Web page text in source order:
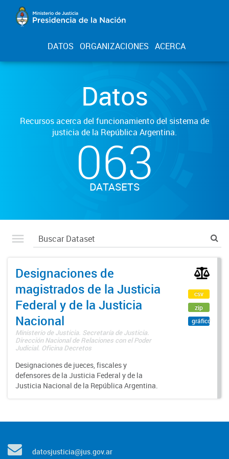
DATOS ORGANIZACIONES ACERCA
Datos
Recursos acerca del funcionamiento del sistema de
justicia de la República Argentina.
063
DATASETS
Designaciones de
magistrados de la Justicia
Federal y de la Justicia
Nacional
Ministerio de Justicia. Secretaría de Justicia.
Dirección Nacional de Relaciones con el Poder
Judicial. Oficina Decretos
Designaciones de jueces, fiscales y
defensores de la Justicia Federal y de la
Justicia Nacional de la República Argentina.
csv
zip
gráfico
datosjusticia@jus.gov.ar